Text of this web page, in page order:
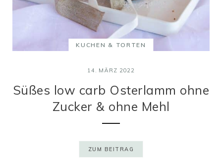
KUCHEN & TORTEN
14. MÄRZ 2022
Süßes low carb Osterlamm ohne
Zucker & ohne Mehl
ZUM BEITRAG